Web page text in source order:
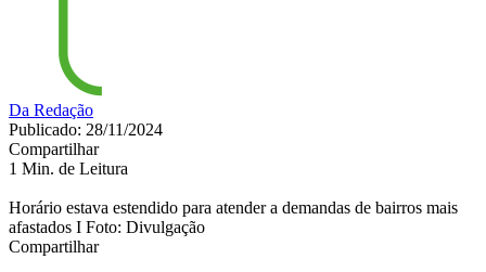
Da Redação
Publicado: 28/11/2024
Compartilhar
1 Min. de Leitura
Horário estava estendido para atender a demandas de bairros mais
afastados I Foto: Divulgação
Compartilhar